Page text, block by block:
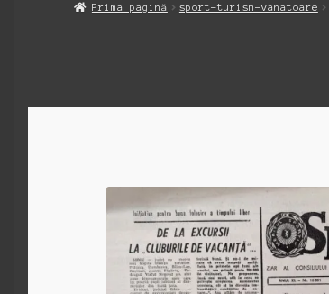
Prima pagină sport-turism-vanatoare